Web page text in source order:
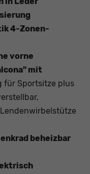
4-Zonen-
vorne
mit
für Sportsitze plus
beheizbar